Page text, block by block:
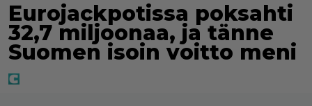
Eurojackpotissa poksahti
32,7 miljoonaa, ja tänne
Suomen isoin voitto meni